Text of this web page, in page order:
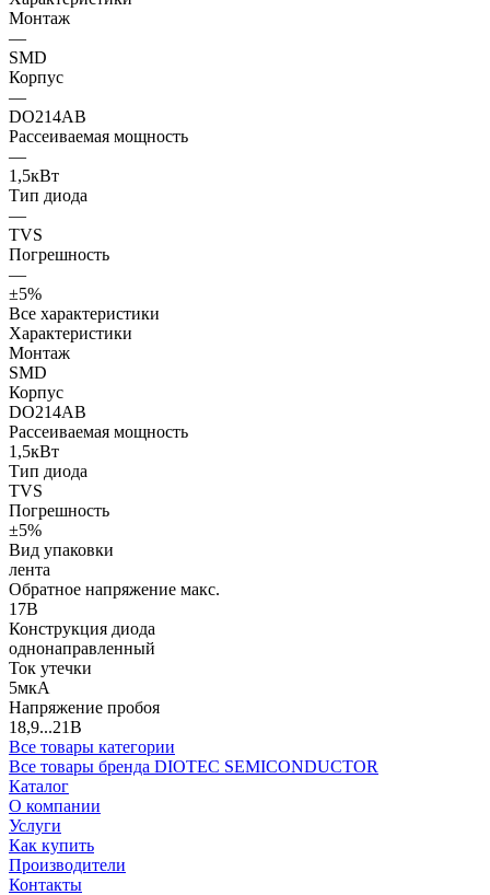
Монтаж
—
SMD
Корпус
—
DO214AB
Рассеиваемая мощность
—
1,5кВт
Тип диода
—
TVS
Погрешность
—
±5%
Все характеристики
Характеристики
Монтаж
SMD
Корпус
DO214AB
Рассеиваемая мощность
1,5кВт
Тип диода
TVS
Погрешность
±5%
Вид упаковки
лента
Обратное напряжение макс.
17В
Конструкция диода
однонаправленный
Ток утечки
5мкА
Напряжение пробоя
18,9...21В
Все товары категории
Все товары бренда DIOTEC SEMICONDUCTOR
Каталог
О компании
Услуги
Как купить
Производители
Контакты